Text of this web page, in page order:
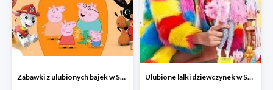
Zabawki z ulubionych bajek w Smyku do -50% Ulubione lalki dziewczynek w Smyku do -45%